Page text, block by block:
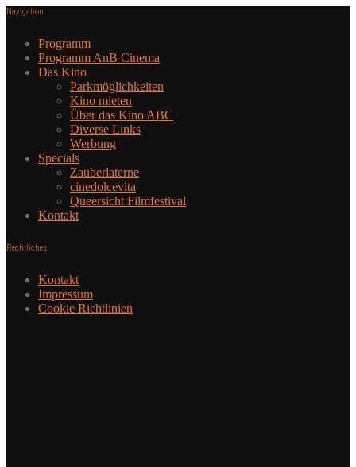
Navigation
Programm
Programm AnB Cinema
Das Kino
Parkmöglichkeiten
Kino mieten
Über das Kino ABC
Diverse Links
Werbung
Specials
Zauberlaterne
cinedolcevita
Queersicht Filmfestival
Kontakt
Rechtliches
Kontakt
Impressum
Cookie Richtlinien